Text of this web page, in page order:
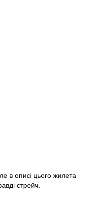
в описі цього жилета
стрейч.